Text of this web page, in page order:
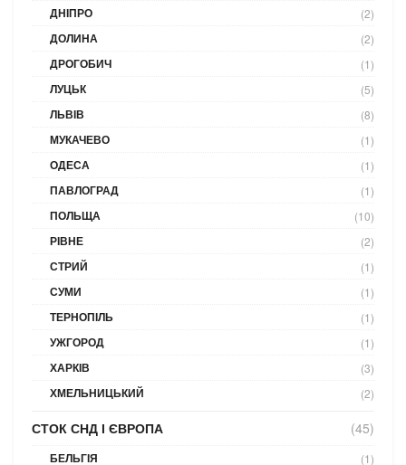
ДНІПРО (2)
ДОЛИНА (2)
ДРОГОБИЧ (1)
ЛУЦЬК (5)
ЛЬВІВ (8)
МУКАЧЕВО (1)
ОДЕСА (1)
ПАВЛОГРАД (1)
ПОЛЬЩА (10)
РІВНЕ (2)
СТРИЙ (1)
СУМИ (1)
ТЕРНОПІЛЬ (1)
УЖГОРОД (1)
ХАРКІВ (3)
ХМЕЛЬНИЦЬКИЙ (2)
СТОК СНД І ЄВРОПА (45)
БЕЛЬГІЯ (1)